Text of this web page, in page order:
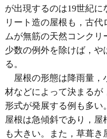
が出現するのは19世紀
リート造の屋根も，古代
ムが無筋の天然コンクリ
少数の例外を除けば，や
る。
屋根の形態は降雨量，
材などによって決まるが
形式が発展する例も多い
屋根は急傾斜であり，屋
も大きい。また，草葺き